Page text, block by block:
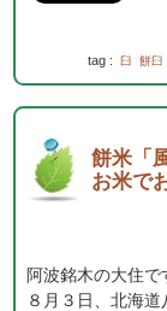
tag : 臼 餅臼
餅米「
お米で
阿波銘木の大住で
８月３日、北海